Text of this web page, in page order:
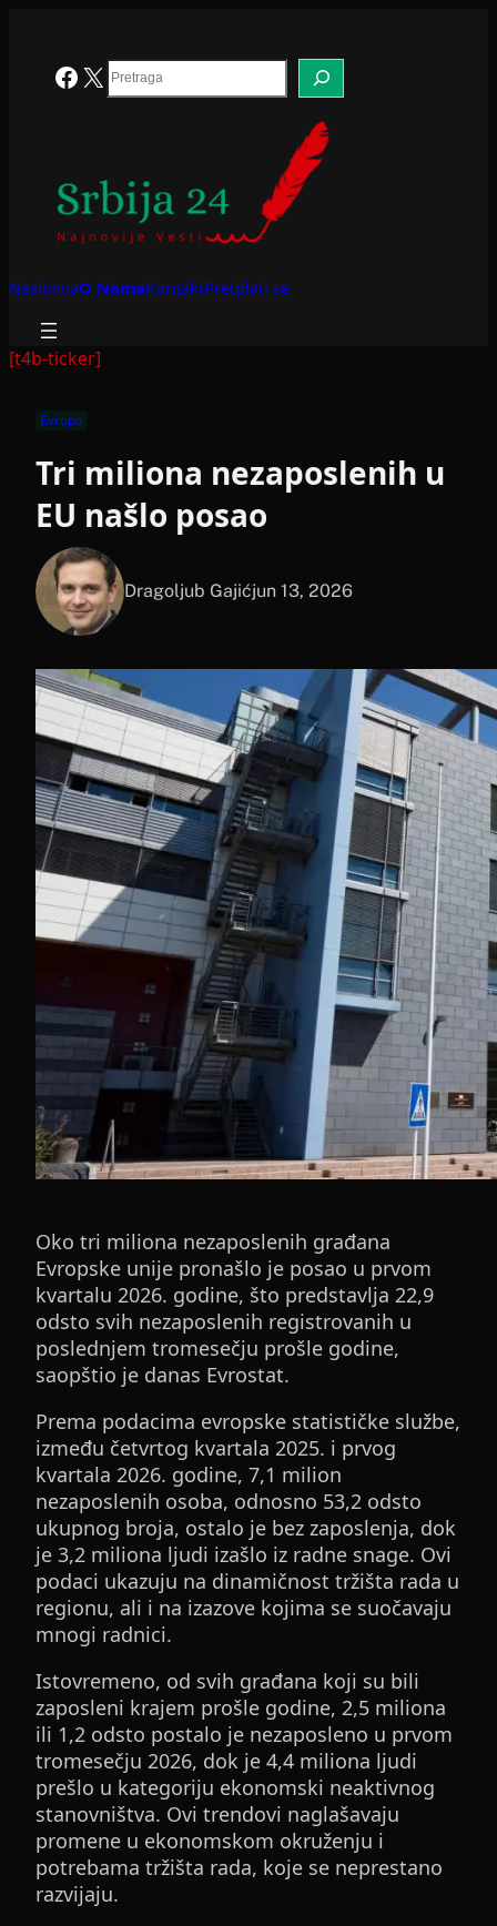
Facebook
X Search
NaslovnaO NamaKontaktPretplati se
[t4b-ticker]
Evropa
Tri miliona nezaposlenih u
EU našlo posao
Dragoljub Gajićjun 13, 2026
Oko tri miliona nezaposlenih građana
Evropske unije pronašlo je posao u prvom
kvartalu 2026. godine, što predstavlja 22,9
odsto svih nezaposlenih registrovanih u
poslednjem tromesečju prošle godine,
saopštio je danas Evrostat.
Prema podacima evropske statističke službe,
između četvrtog kvartala 2025. i prvog
kvartala 2026. godine, 7,1 milion
nezaposlenih osoba, odnosno 53,2 odsto
ukupnog broja, ostalo je bez zaposlenja, dok
je 3,2 miliona ljudi izašlo iz radne snage. Ovi
podaci ukazuju na dinamičnost tržišta rada u
regionu, ali i na izazove kojima se suočavaju
mnogi radnici.
Istovremeno, od svih građana koji su bili
zaposleni krajem prošle godine, 2,5 miliona
ili 1,2 odsto postalo je nezaposleno u prvom
tromesečju 2026, dok je 4,4 miliona ljudi
prešlo u kategoriju ekonomski neaktivnog
stanovništva. Ovi trendovi naglašavaju
promene u ekonomskom okruženju i
potrebama tržišta rada, koje se neprestano
razvijaju.